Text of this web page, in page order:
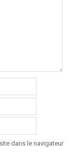
dans le navigateur